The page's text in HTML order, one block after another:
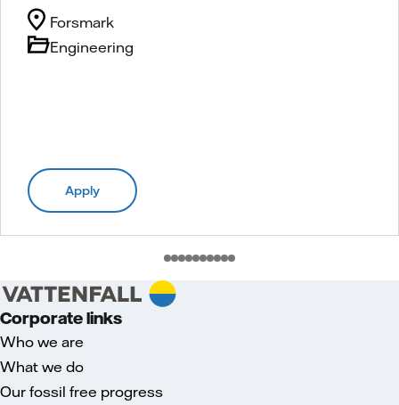
Engineering
Forsmark
Apply
Corporate links
Who we are
What we do
Our fossil free progress